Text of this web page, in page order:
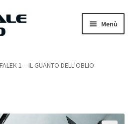
Menù
1 – IL GUANTO DELL’OBLIO